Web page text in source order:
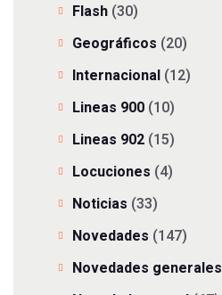
Flash (30)
Geográficos (20)
Internacional (12)
Lineas 900 (10)
Lineas 902 (15)
Locuciones (4)
Noticias (33)
Novedades (147)
Novedades generales